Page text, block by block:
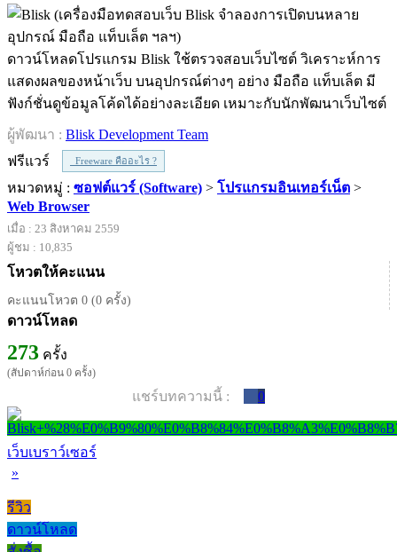
ดาวน์โหลดโปรแกรม Blisk ใช้ตรวจสอบเว็บไซต์ วิเคราะห์การ
แสดงผลของหน้าเว็บ บนอุปกรณ์ต่างๆ อย่าง มือถือ แท็บเล็ต มี
ฟังก์ชั่นดูข้อมูลโค้ดได้อย่างละเอียด เหมาะกับนักพัฒนาเว็บไซต์
ผู้พัฒนา : Blisk Development Team
ฟรีแวร์
Freeware คืออะไร ?
หมวดหมู่ : ซอฟต์แวร์ (Software) > โปรแกรมอินเทอร์เน็ต >
Web Browser
เมื่อ : 23 สิงหาคม 2559
ผู้ชม : 10,835
โหวตให้คะแนน
คะแนนโหวต 0 (0 ครั้ง)
ดาวน์โหลด
273 ครั้ง
(สัปดาห์ก่อน 0 ครั้ง)
แชร์บทความนี้ : 0
เว็บเบราว์เซอร์
»
รีวิว
ดาวน์โหลด